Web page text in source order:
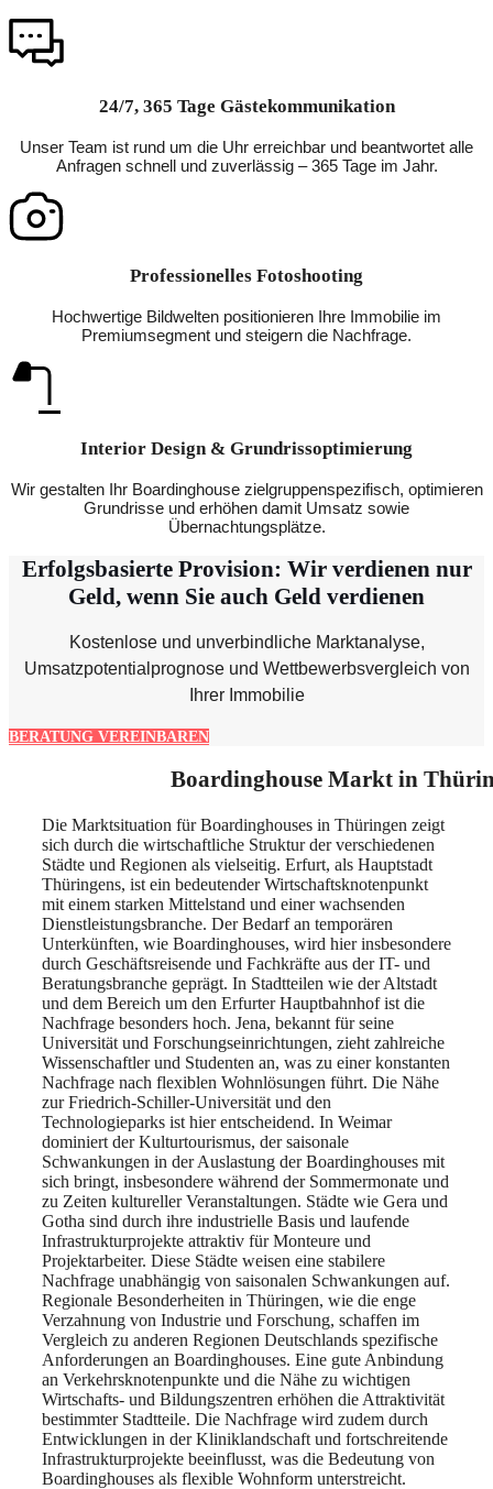
24/7, 365 Tage Gästekommunikation
Unser Team ist rund um die Uhr erreichbar und beantwortet alle
Anfragen schnell und zuverlässig – 365 Tage im Jahr.
Professionelles Fotoshooting
Hochwertige Bildwelten positionieren Ihre Immobilie im
Premiumsegment und steigern die Nachfrage.
Interior Design & Grundrissoptimierung
Wir gestalten Ihr Boardinghouse zielgruppenspezifisch, optimieren
Grundrisse und erhöhen damit Umsatz sowie
Übernachtungsplätze.
Erfolgsbasierte Provision: Wir verdienen nur
Geld, wenn Sie auch Geld verdienen
Kostenlose und unverbindliche Marktanalyse,
Umsatzpotentialprognose und Wettbewerbsvergleich von
Ihrer Immobilie
BERATUNG VEREINBAREN
Boardinghouse Markt in
Die Marktsituation für Boardinghouses in Thüringen zeigt
sich durch die wirtschaftliche Struktur der verschiedenen
Städte und Regionen als vielseitig. Erfurt, als Hauptstadt
Thüringens, ist ein bedeutender Wirtschaftsknotenpunkt
mit einem starken Mittelstand und einer wachsenden
Dienstleistungsbranche. Der Bedarf an temporären
Unterkünften, wie Boardinghouses, wird hier insbesondere
durch Geschäftsreisende und Fachkräfte aus der IT- und
Beratungsbranche geprägt. In Stadtteilen wie der Altstadt
und dem Bereich um den Erfurter Hauptbahnhof ist die
Nachfrage besonders hoch. Jena, bekannt für seine
Universität und Forschungseinrichtungen, zieht zahlreiche
Wissenschaftler und Studenten an, was zu einer konstanten
Nachfrage nach flexiblen Wohnlösungen führt. Die Nähe
zur Friedrich-Schiller-Universität und den
Technologieparks ist hier entscheidend. In Weimar
dominiert der Kulturtourismus, der saisonale
Schwankungen in der Auslastung der Boardinghouses mit
sich bringt, insbesondere während der Sommermonate und
zu Zeiten kultureller Veranstaltungen. Städte wie Gera und
Gotha sind durch ihre industrielle Basis und laufende
Infrastrukturprojekte attraktiv für Monteure und
Projektarbeiter. Diese Städte weisen eine stabilere
Nachfrage unabhängig von saisonalen Schwankungen auf.
Regionale Besonderheiten in Thüringen, wie die enge
Verzahnung von Industrie und Forschung, schaffen im
Vergleich zu anderen Regionen Deutschlands spezifische
Anforderungen an Boardinghouses. Eine gute Anbindung
an Verkehrsknotenpunkte und die Nähe zu wichtigen
Wirtschafts- und Bildungszentren erhöhen die Attraktivität
bestimmter Stadtteile. Die Nachfrage wird zudem durch
Entwicklungen in der Kliniklandschaft und fortschreitende
Infrastrukturprojekte beeinflusst, was die Bedeutung von
Boardinghouses als flexible Wohnform unterstreicht.